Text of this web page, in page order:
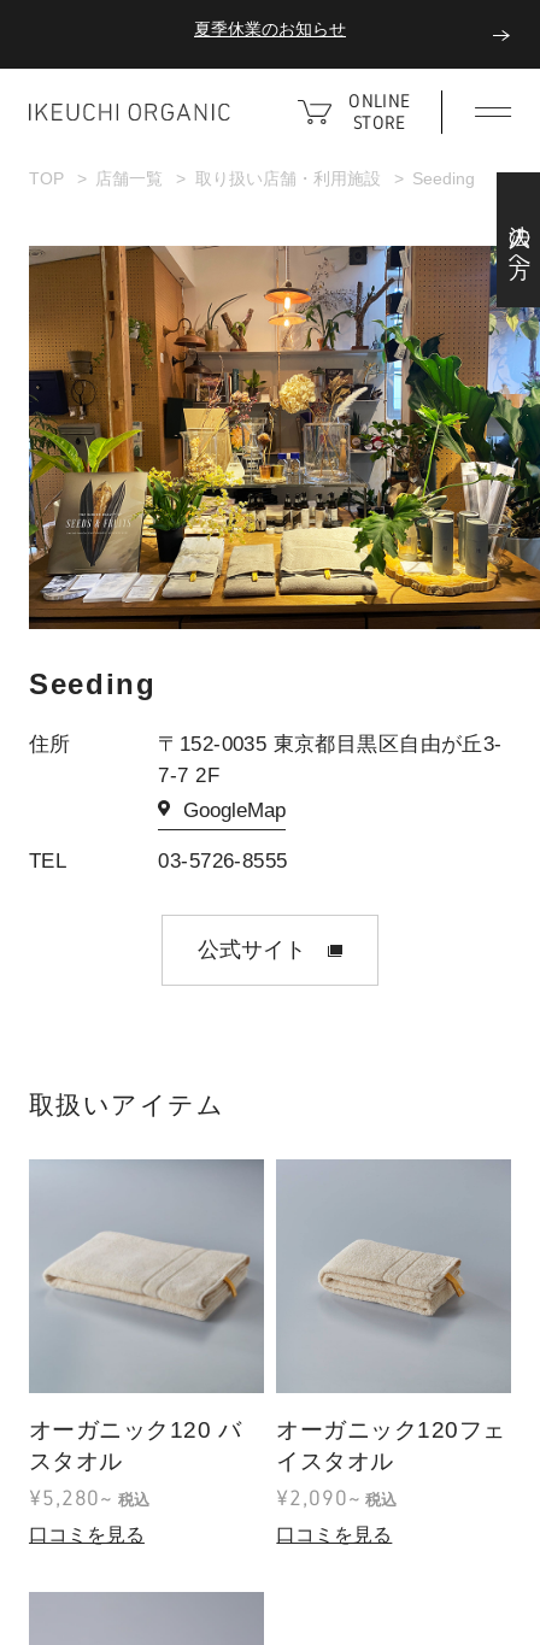
夏季休業のお知らせ
ダブルポイント！夏をアクティブに楽しむ夏タオル
夏季休業のお知らせ
ONLINE
STORE
法人の方へ
TOP 店舗一覧 取り扱い店舗・利用施設 Seeding
Seeding
住所
〒152-0035 東京都目黒区自由が丘3-
7-7 2F
GoogleMap
TEL 03-5726-8555
公式サイト
取扱いアイテム
オーガニック120 バ
スタオル
¥5,280~ 税込
口コミを見る
オーガニック120フェ
イスタオル
¥2,090~ 税込
口コミを見る